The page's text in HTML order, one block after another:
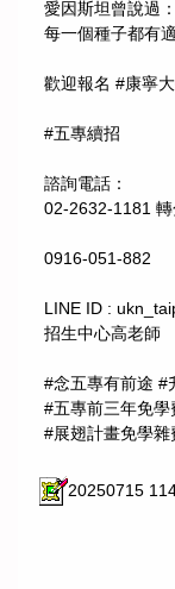
愛因斯坦曾說過
每一個種子都有
歡迎報名 #康寧
#五專續招
諮詢電話：
02-2632-1181
0916-051-882
LINE ID :
招生中心高老師
#念五專有前途 #
#五專前三年免學
#展翅計畫免學雜
20250715